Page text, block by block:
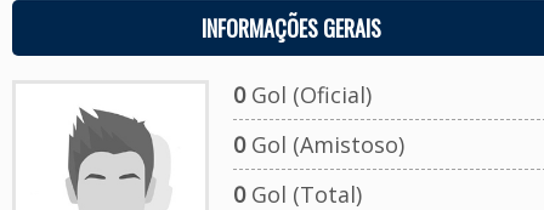
INFORMAÇÕES GERAIS
0Gol (Oficial)
0Gol (Amistoso)
0Gol (Total)